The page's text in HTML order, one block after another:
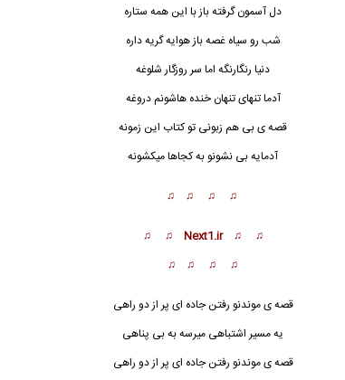
دل آسمون گرفته باز با این همه ستاره
شب رو سیاه غصه باز هوایه گریه داره
دنیا رنگارنگه اما سر روزگار شلوغه
آدما تنهای تنهان خنده هاشونم دروغه
قصه ی بی هم زبونی تو کتاب این زمونه
آدمایه بی نشونو به کجاها میکشونه
♫ ♫ ♫ ♫
♫ ♫ Next1.ir ♫ ♫
♫ ♫ ♫ ♫
قصه ی موندنو رفتن جاده ای پر از دو راهی
یه مسیر اشتباهی میرسه به بی پناهی
قصه ی موندنو رفتن جاده ای پر از دو راهی